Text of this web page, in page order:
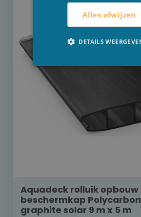
Aquadeck rolluik opbouw
beschermkap
graphite solar 9 m x 5 m
Alles afwijzen
DETAILS